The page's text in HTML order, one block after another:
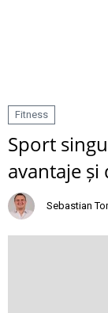
Fitness
Sport
avantaje și
Sebastian